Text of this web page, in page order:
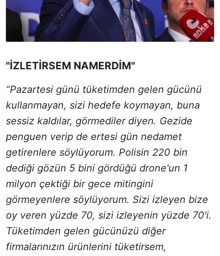
"İZLETİRSEM NAMERDİM"
“Pazartesi günü tüketimden gelen gücünü
kullanmayan, sizi hedefe koymayan, buna
sessiz kaldılar, görmediler diyen. Gezide
penguen verip de ertesi gün nedamet
getirenlere söylüyorum. Polisin 220 bin
dediği gözün 5 bini gördüğü drone'un 1
milyon çektiği bir gece mitingini
görmeyenlere söylüyorum. Sizi izleyen bize
oy veren yüzde 70, sizi izleyenin yüzde 70'i.
Tüketimden gelen gücünüzü diğer
firmalarınızın ürünlerini tüketirsem,